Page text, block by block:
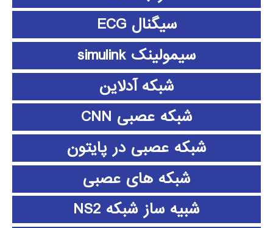
سیگنال ECG
سیمولینک simulink
شبکه آدلاین
شبکه عصبی CNN
شبکه عصبی در پایتون
شبکه های عصبی
شبیه ساز شبکه NS2